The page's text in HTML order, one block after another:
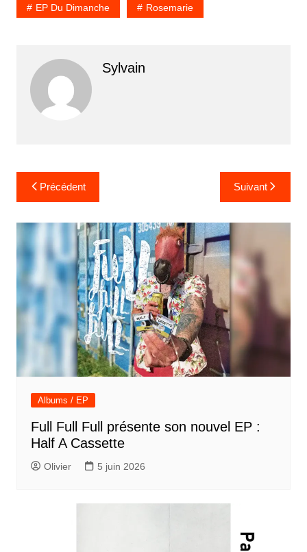
EP Du Dimanche Rosemarie
Sylvain
Navigation
de
l’article
Précédent Suivant
Albums / EP
Full Full Full présente son nouvel EP :
Half A Cassette
Olivier 5 juin 2026